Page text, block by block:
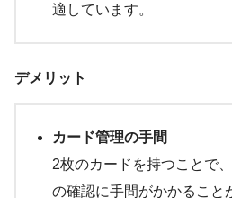
適しています。
デメリット
カード管理の手間
2枚のカードを持つことで
の確認に手間がかかること